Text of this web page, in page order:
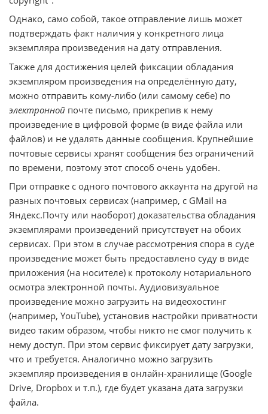
Однако, само собой, такое отправление лишь может
подтверждать факт наличия у конкретного лица
экземпляра произведения на дату отправления.
Также для достижения целей фиксации обладания
экземпляром произведения на определённую дату,
можно отправить кому-либо (или самому себе) по
электронной почте письмо, прикрепив к нему
произведение в цифровой форме (в виде файла или
файлов) и не удалять данные сообщения. Крупнейшие
почтовые сервисы хранят сообщения без ограничений
по времени, поэтому этот способ очень удобен.
При отправке с одного почтового аккаунта на другой на
разных почтовых сервисах (например, с GMail на
Яндекс.Почту или наоборот) доказательства обладания
экземплярами произведений присутствует на обоих
сервисах. При этом в случае рассмотрения спора в суде
произведение может быть предоставлено суду в виде
приложения (на носителе) к протоколу нотариального
осмотра электронной почты. Аудиовизуальное
произведение можно загрузить на видеохостинг
(например, YouTube), установив настройки приватности
видео таким образом, чтобы никто не смог получить к
нему доступ. При этом сервис фиксирует дату загрузки,
что и требуется. Аналогично можно загрузить
экземпляр произведения в онлайн-хранилище (Google
Drive, Dropbox и т.п.), где будет указана дата загрузки
файла.